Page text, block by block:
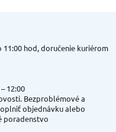
hod, doručenie kuriérom
12:00
Bezproblémové a
objednávku alebo
poradenstvo